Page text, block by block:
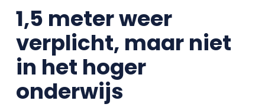
1,5 meter weer
verplicht, maar niet
in het hoger
onderwijs